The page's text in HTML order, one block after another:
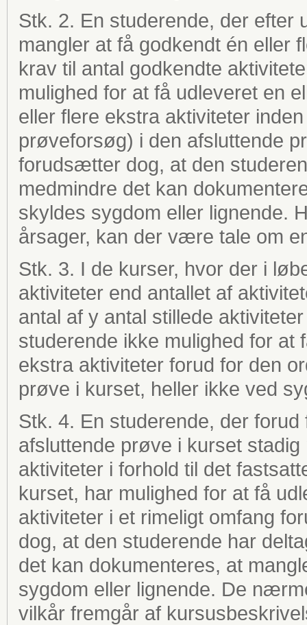
Stk. 2. En studerende, der efter
mangler at få godkendt én eller
krav til antal godkendte
mulighed for at få udleveret en
eller flere ekstra aktiviteter
prøveforsøg) i den afsluttende
forudsætter dog, at den
medmindre det kan
skyldes sygdom eller lignende.
årsager, kan der være tale om
Stk. 3. I de kurser, hvor der i
aktiviteter end antallet af
antal af y antal stillede
studerende ikke mulighed for at
ekstra aktiviteter forud for den
prøve i kurset, heller ikke ved
Stk. 4. En studerende, der
afsluttende prøve i kurset
aktiviteter i forhold til det
kurset, har mulighed for at få
aktiviteter i et rimeligt omfang
dog, at den studerende har
det kan dokumenteres, at
sygdom eller lignende. De
vilkår fremgår af